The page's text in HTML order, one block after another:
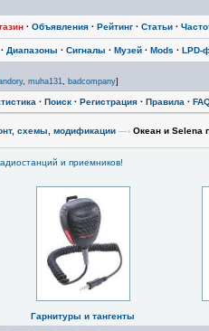
· Объявления · Рейтинг · Статьи ·
· Диапазоны · Сигналы · Музей · Mods · LPD-
, muha131, badcompany]
· Поиск · Регистрация · Правила ·
схемы, модификации —› Океан и Selena
и приемников!
Гарнитуры и тангенты